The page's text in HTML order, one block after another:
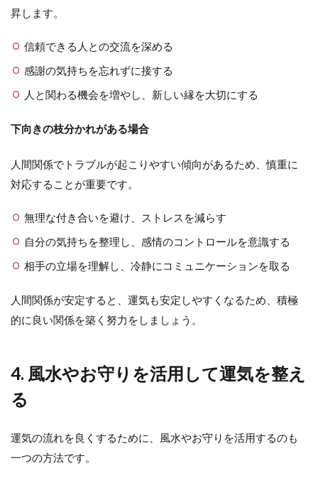
昇します。
信頼できる人との交流を深める
感謝の気持ちを忘れずに接する
人と関わる機会を増やし、新しい縁を大切にする
下向きの枝分かれがある場合
人間関係でトラブルが起こりやすい傾向があるため、慎重に
対応することが重要です。
無理な付き合いを避け、ストレスを減らす
自分の気持ちを整理し、感情のコントロールを意識する
相手の立場を理解し、冷静にコミュニケーションを取る
人間関係が安定すると、運気も安定しやすくなるため、積極
的に良い関係を築く努力をしましょう。
4. 風水やお守りを活用して運気を整え
る
運気の流れを良くするために、風水やお守りを活用するのも
一つの方法です。